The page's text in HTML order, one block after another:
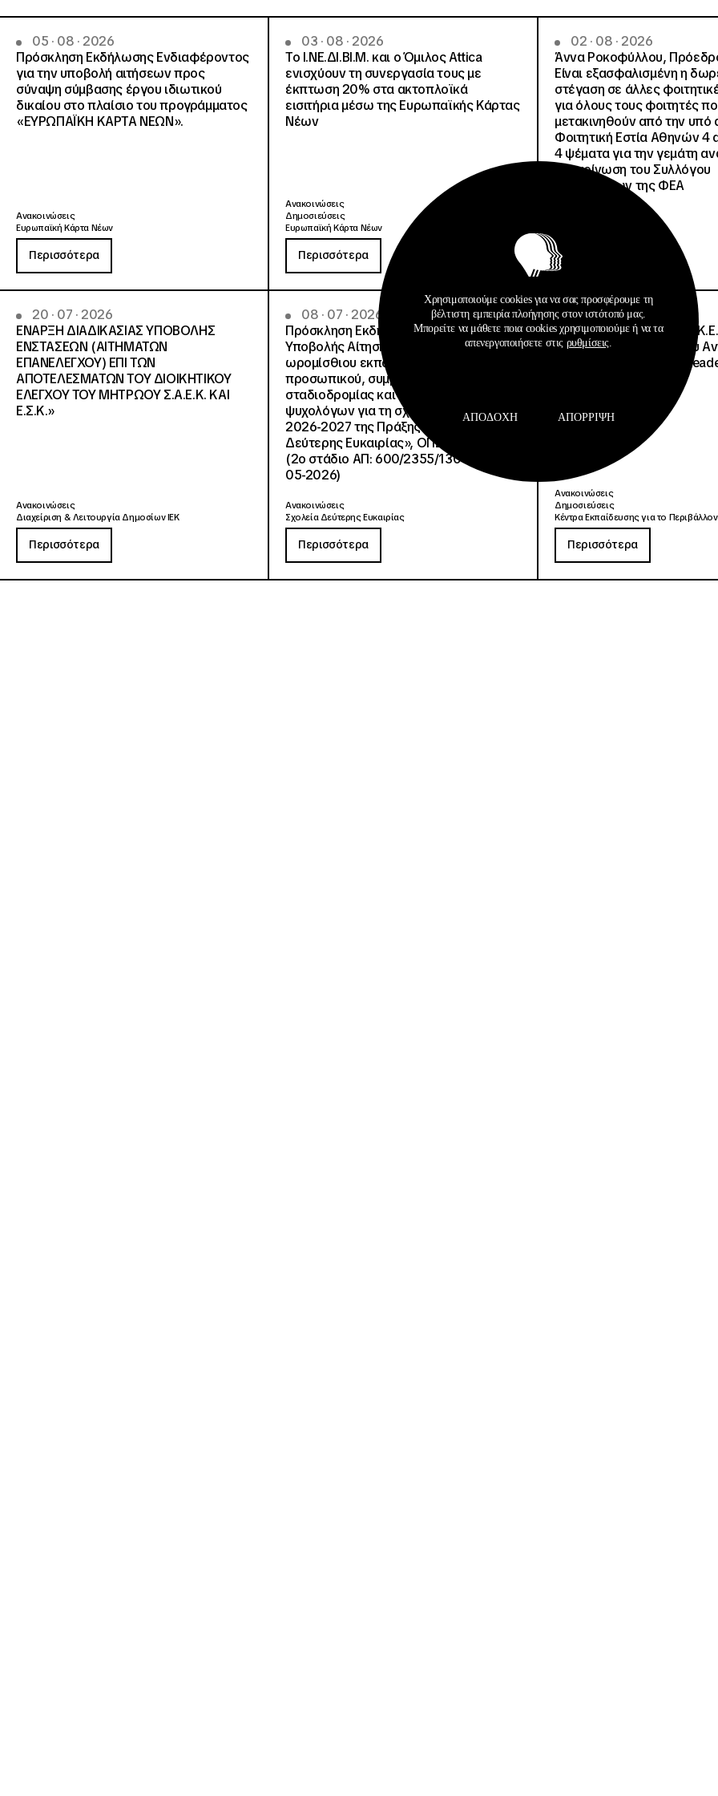
05 · 08 · 2026
Πρόσκληση Εκδήλωσης Ενδιαφέροντος
για την υποβολή αιτήσεων προς
σύναψη σύμβασης έργου ιδιωτικού
δικαίου στο πλαίσιο του προγράμματος
«ΕΥΡΩΠΑΪΚΗ ΚΑΡΤΑ ΝΕΩΝ».
Ανακοινώσεις
Ευρωπαϊκή Κάρτα Νέων
Περισσότερα
03 · 08 · 2026
Το Ι.ΝΕ.ΔΙ.ΒΙ.Μ. και o Όμιλος Attica
ενισχύουν τη συνεργασία τους με
έκπτωση 20% στα ακτοπλοϊκά
εισιτήρια μέσω της Ευρωπαϊκής Κάρτας
Νέων
Ανακοινώσεις
Δημοσιεύσεις
Ευρωπαϊκή Κάρτα Νέων
Περισσότερα
02 · 08 · 2026
Άννα Ροκοφύλλου,
Είναι εξασφαλισμένη η
στέγαση σε άλλες
για όλους τους φοιτητές
μετακινηθούν από την υπό
Φοιτητική Εστία Αθηνών 4
4 ψέματα για την γεμάτη
ανακοίνωση του Συλλόγου
Οικοτρόφων της ΦΕΑ
20 · 07 · 2026
ΕΝΑΡΞΗ ΔΙΑΔΙΚΑΣΙΑΣ ΥΠΟΒΟΛΗΣ
ΕΝΣΤΑΣΕΩΝ (ΑΙΤΗΜΑΤΩΝ
ΕΠΑΝΕΛΕΓΧΟΥ) ΕΠΙ ΤΩΝ
ΑΠΟΤΕΛΕΣΜΑΤΩΝ ΤΟΥ ΔΙΟΙΚΗΤΙΚΟΥ
ΕΛΕΓΧΟΥ ΤΟΥ ΜΗΤΡΩΟΥ Σ.Α.Ε.Κ. ΚΑΙ
Ε.Σ.Κ.»
Ανακοινώσεις
Διαχείριση & Λειτουργία Δημοσίων ΙΕΚ
Περισσότερα
08 · 07 · 2026
Πρόσκληση Εκδήλωσης Ενδιαφέροντος
Υποβολής Αίτησης για την επιλογή
ωρομίσθιου εκπαιδευτικού
προσωπικού, συμβούλων
σταδιοδρομίας και συμβούλων
ψυχολόγων για τη σχολική περίοδο
2026-2027 της Πράξης «Σχολεία
Δεύτερης Ευκαιρίας», ΟΠΣ 6003234.
(2ο στάδιο ΑΠ: 600/2355/13042/08-
05-2026)
Ανακοινώσεις
Σχολεία Δεύτερης Ευκαιρίας
Περισσότερα
08 · 07 · 2026
Σημαντική Διάκριση του
Μητροπολιτικού Πάρκου
Τρίτσης στα Education
Ανακοινώσεις
Δημοσιεύσεις
Κέντρα Εκπαίδευσης για το
Περισσότερα
Χρησιμοποιούμε cookies για να σας προσφέρουμε τη
βέλτιστη εμπειρία πλοήγησης στον ιστότοπό μας.
Μπορείτε να μάθετε ποια cookies χρησιμοποιούμε ή να τα
απενεργοποιήσετε στις ρυθμίσεις
ΑΠΟΔΟΧΉ ΑΠΌΡΡΙΨΗ